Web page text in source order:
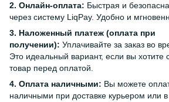
2. Онлайн-оплата: Быстрая и
через систему LiqPay. Удобно и
3. Наложенный платеж (оплата при
получении): Уплачивайте за заказ во
Это идеальный вариант, если вы хотите
товар перед оплатой.
4. Оплата наличными: Вы можете
наличными при доставке курьером или